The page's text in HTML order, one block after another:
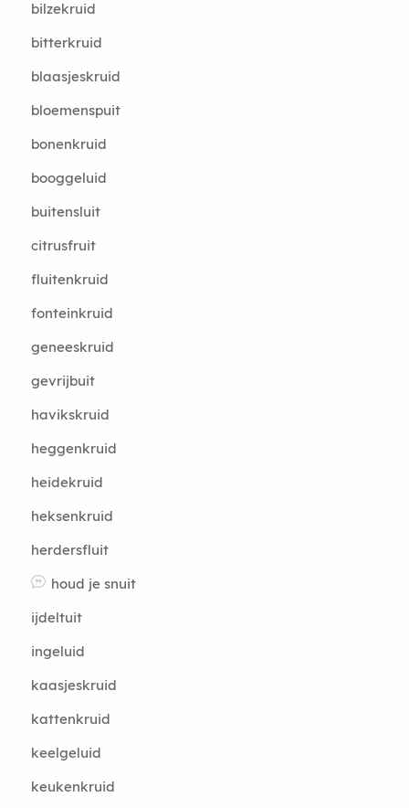
bilzekruid
bitterkruid
blaasjeskruid
bloemenspuit
bonenkruid
booggeluid
buitensluit
citrusfruit
fluitenkruid
fonteinkruid
geneeskruid
gevrijbuit
havikskruid
heggenkruid
heidekruid
heksenkruid
herdersfluit
houd je snuit
ijdeltuit
ingeluid
kaasjeskruid
kattenkruid
keelgeluid
keukenkruid